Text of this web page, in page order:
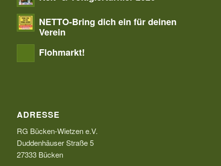
NETTO-Bring dich ein für deinen
Verein
Flohmarkt!
ADRESSE
RG Bücken-Wietzen e.V.
Duddenhäuser Straße 5
27333 Bücken